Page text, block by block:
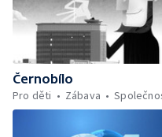
Černobílo
Pro děti
Zábava